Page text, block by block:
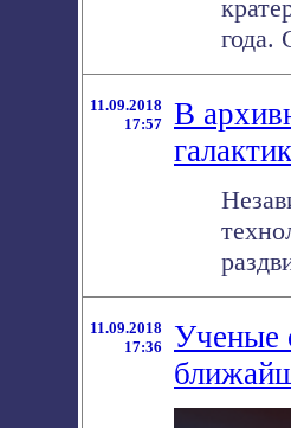
года.
11.09.2018
17:57
В
11.09.2018
17:36
Ученые